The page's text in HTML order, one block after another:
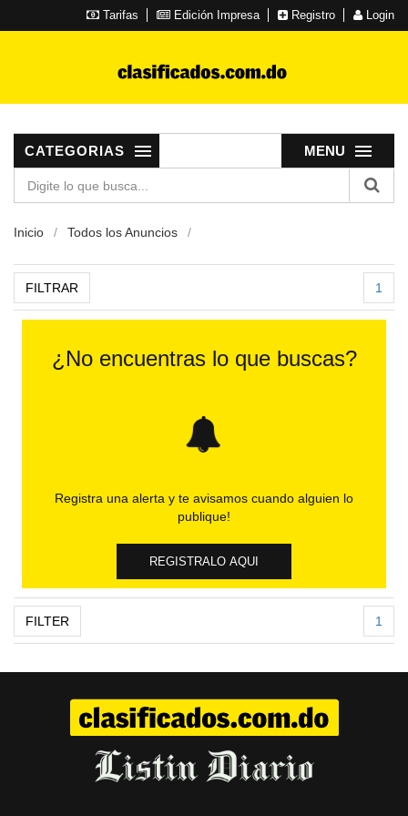
Tarifas Edición Impresa Registro Login
MENU
CATEGORIAS
Inicio Todos los Anuncios
FILTRAR 1
¿No encuentras lo que buscas?
Registra una alerta y te avisamos cuando alguien lo
publique!
REGISTRALO AQUI
FILTER 1